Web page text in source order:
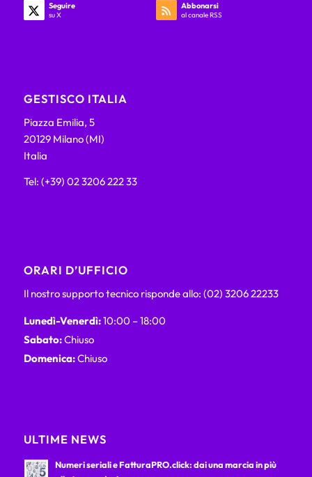
Seguire
su X
Abbonarsi
al canale RSS
GESTISCO ITALIA
Piazza Emilia, 5
20129 Milano (MI)
Italia
Tel: (+39) 02 3206 222 33
ORARI D’UFFICIO
Il nostro supporto tecnico risponde allo: (02) 3206 22233
Lunedì-Venerdì:10:00 – 18:00
Sabato:Chiuso
Domenica:Chiuso
ULTIME NEWS
Numeri seriali e FatturaPRO.click: dai una marcia in più